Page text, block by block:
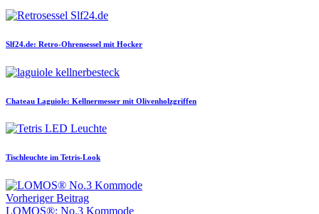
Slf24.de: Retro-Ohrensessel mit Hocker
Chateau Laguiole: Kellnermesser mit Olivenholzgriffen
Tischleuchte im Tetris-Look
Vorheriger Beitrag
LOMOS®: No.3 Kommode